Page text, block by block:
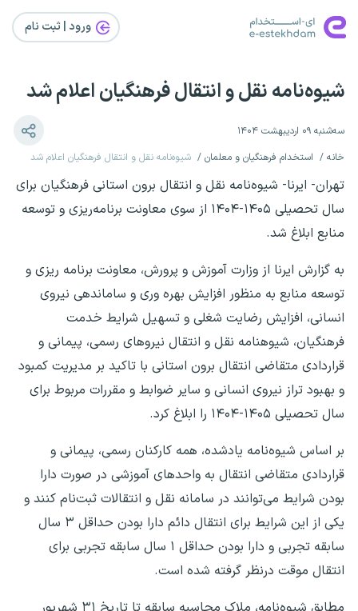
ورود | ثبت‌ نام
شیوه‌نامه نقل و انتقال فرهنگیان اعلام شد
سه‌شنبه ۰۹ اردیبهشت ۱۴۰۴
خانه
استخدام فرهنگیان و معلمان شیوه‌نامه نقل و انتقال فرهنگیان اعلام شد
تهران- ایرنا- شیوه‌نامه نقل و انتقال برون‌ استانی فرهنگیان برای
سال تحصیلی ۱۴۰۵-۱۴۰۴ از سوی معاونت برنامه‌ریزی و توسعه
منابع ابلاغ شد.
به گزارش ایرنا از وزارت آموزش و پرورش، معاونت برنامه ریزی و
توسعه منابع به منظور افزایش بهره وری و ساماندهی نیروی
انسانی، افزایش رضایت شغلی و تسهیل شرایط خدمت
فرهنگیان، شیوهنامه نقل و انتقال نیروهای رسمی، پیمانی و
قراردادی متقاضی انتقال برون استانی با تاکید بر مدیریت کمبود
و بهبود تراز نیروی انسانی و سایر ضوابط و مقررات مربوط برای
سال تحصیلی ۱۴۰۵-۱۴۰۴ را ابلاغ کرد.
بر اساس شیوه‌نامه یادشده، همه کارکنان رسمی، پیمانی و
قراردادی متقاضی انتقال به واحدهای آموزشی در صورت دارا
بودن شرایط می‌توانند در سامانه نقل و انتقالات ثبت‌نام کنند و
یکی از این شرایط برای انتقال دائم دارا بودن حداقل ۳ سال
سابقه تجربی و دارا بودن حداقل ۱ سال سابقه تجربی برای
انتقال موقت درنظر گرفته شده است.